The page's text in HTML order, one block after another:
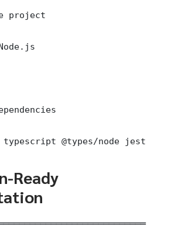
project
@types/node jest
Ready